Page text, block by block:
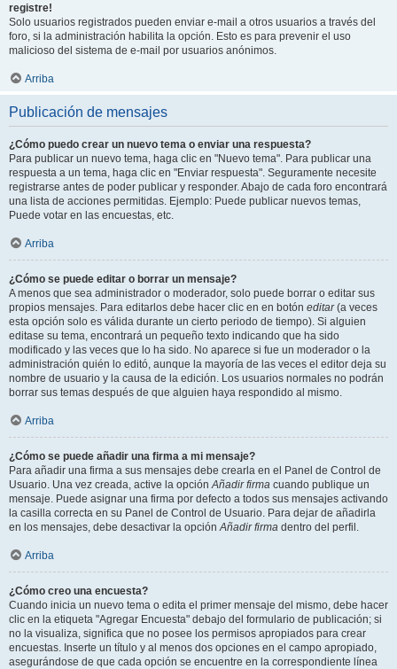
registre!
Solo usuarios registrados pueden enviar e-mail a otros usuarios a través del
foro, si la administración habilita la opción. Esto es para prevenir el uso
malicioso del sistema de e-mail por usuarios anónimos.
Arriba
Publicación de mensajes
¿Cómo puedo crear un nuevo tema o enviar una respuesta?
Para publicar un nuevo tema, haga clic en "Nuevo tema". Para publicar una
respuesta a un tema, haga clic en "Enviar respuesta". Seguramente necesite
registrarse antes de poder publicar y responder. Abajo de cada foro encontrará
una lista de acciones permitidas. Ejemplo: Puede publicar nuevos temas,
Puede votar en las encuestas, etc.
Arriba
¿Cómo se puede editar o borrar un mensaje?
A menos que sea administrador o moderador, solo puede borrar o editar sus
propios mensajes. Para editarlos debe hacer clic en en botón editar(a veces
esta opción solo es válida durante un cierto periodo de tiempo). Si alguien
editase su tema, encontrará un pequeño texto indicando que ha sido
modificado y las veces que lo ha sido. No aparece si fue un moderador o la
administración quién lo editó, aunque la mayoría de las veces el editor deja su
nombre de usuario y la causa de la edición. Los usuarios normales no podrán
borrar sus temas después de que alguien haya respondido al mismo.
Arriba
¿Cómo se puede añadir una firma a mi mensaje?
Para añadir una firma a sus mensajes debe crearla en el Panel de Control de
Usuario. Una vez creada, active la opciónAñadir firma cuando publique un
mensaje. Puede asignar una firma por defecto a todos sus mensajes activando
la casilla correcta en su Panel de Control de Usuario. Para dejar de añadirla
en los mensajes, debe desactivar la opciónAñadir firma dentro del perfil.
Arriba
¿Cómo creo una encuesta?
Cuando inicia un nuevo tema o edita el primer mensaje del mismo, debe hacer
clic en la etiqueta "Agregar Encuesta" debajo del formulario de publicación; si
no la visualiza, significa que no posee los permisos apropiados para crear
encuestas. Inserte un título y al menos dos opciones en el campo apropiado,
asegurándose de que cada opción se encuentre en la correspondiente línea